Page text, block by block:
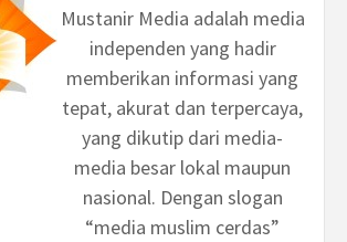
Mustanir Media adalah media
independen yang hadir
memberikan informasi yang
tepat, akurat dan terpercaya,
yang dikutip dari media-
media besar lokal maupun
nasional. Dengan slogan
“media muslim cerdas”